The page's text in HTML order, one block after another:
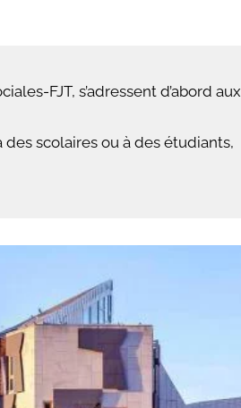
Avec nos focus métiers
FJT, s’adressent d’abord aux
scolaires ou à des étudiants,